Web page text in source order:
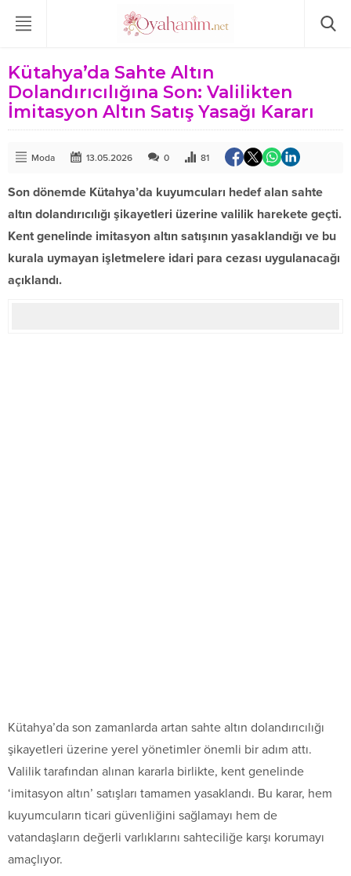
Kütahya’da Sahte Altın
Dolandırıcılığına Son: Valilikten
İmitasyon Altın Satış Yasağı Kararı
Moda 13.05.2026 0 81
Son dönemde Kütahya’da kuyumcuları hedef alan sahte
altın dolandırıcılığı şikayetleri üzerine valilik harekete geçti.
Kent genelinde imitasyon altın satışının yasaklandığı ve bu
kurala uymayan işletmelere idari para cezası uygulanacağı
açıklandı.
Kütahya’da son zamanlarda artan sahte altın dolandırıcılığı
şikayetleri üzerine yerel yönetimler önemli bir adım attı.
Valilik tarafından alınan kararla birlikte, kent genelinde
‘imitasyon altın’ satışları tamamen yasaklandı. Bu karar, hem
kuyumcuların ticari güvenliğini sağlamayı hem de
vatandaşların değerli varlıklarını sahteciliğe karşı korumayı
amaçlıyor.